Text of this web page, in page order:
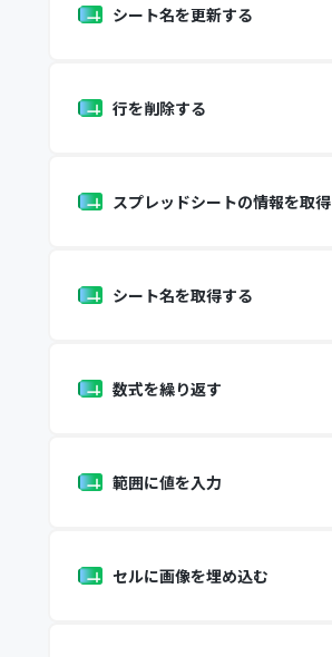
シート名を更新する
行を削除する
スプレッドシートの情報を取得
シート名を取得する
数式を繰り返す
範囲に値を入力
セルに画像を埋め込む